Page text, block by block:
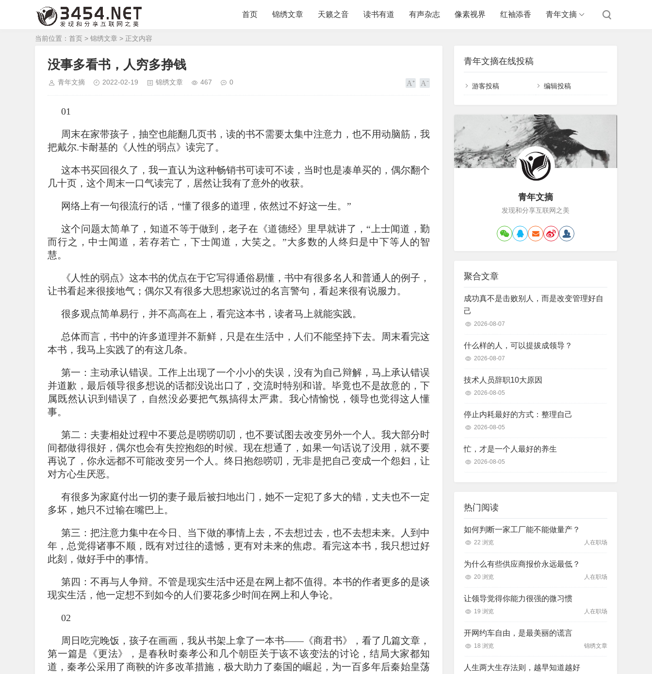
首页 锦绣文章 天籁之音 读书有道 有声杂志 像素视界 红袖添香 青年文摘
当前位置： 首页 > 锦绣文章 > 正文内容
没事多看书，人穷多挣钱
青年文摘 2022-02-19 锦绣文章 467 0
01
周末在家带孩子，抽空也能翻几页书，读的书不需要太集中注意力，也不用动脑筋，我
把戴尔.卡耐基的《人性的弱点》读完了。
这本书买回很久了，我一直认为这种畅销书可读可不读，当时也是凑单买的，偶尔翻个
几十页，这个周末一口气读完了，居然让我有了意外的收获。
网络上有一句很流行的话，“懂了很多的道理，依然过不好这一生。”
这个问题太简单了，知道不等于做到，老子在《道德经》里早就讲了，“上士闻道，勤
而行之，中士闻道，若存若亡，下士闻道，大笑之。”大多数的人终归是中下等人的智
慧。
《人性的弱点》这本书的优点在于它写得通俗易懂，书中有很多名人和普通人的例子，
让书看起来很接地气；偶尔又有很多大思想家说过的名言警句，看起来很有说服力。
很多观点简单易行，并不高高在上，看完这本书，读者马上就能实践。
总体而言，书中的许多道理并不新鲜，只是在生活中，人们不能坚持下去。周末看完这
本书，我马上实践了的有这几条。
第一：主动承认错误。工作上出现了一个小小的失误，没有为自己辩解，马上承认错误
并道歉，最后领导很多想说的话都没说出口了，交流时特别和谐。毕竟也不是故意的，下
属既然认识到错误了，自然没必要把气氛搞得太严肃。我心情愉悦，领导也觉得这人懂
事。
第二：夫妻相处过程中不要总是唠唠叨叨，也不要试图去改变另外一个人。我大部分时
间都做得很好，偶尔也会有失控抱怨的时候。现在想通了，如果一句话说了没用，就不要
再说了，你永远都不可能改变另一个人。终日抱怨唠叨，无非是把自己变成一个怨妇，让
对方心生厌恶。
有很多为家庭付出一切的妻子最后被扫地出门，她不一定犯了多大的错，丈夫也不一定
多坏，她只不过输在嘴巴上。
第三：把注意力集中在今日、当下做的事情上去，不去想过去，也不去想未来。人到中
年，总觉得诸事不顺，既有对过往的遗憾，更有对未来的焦虑。看完这本书，我只想过好
此刻，做好手中的事情。
第四：不再与人争辩。不管是现实生活中还是在网上都不值得。本书的作者更多的是谈
现实生活，他一定想不到如今的人们要花多少时间在网上和人争论。
02
周日吃完晚饭，孩子在画画，我从书架上拿了一本书——《商君书》，看了几篇文章，
第一篇是《更法》，是春秋时秦孝公和几个朝臣关于该不该变法的讨论，结局大家都知
道，秦孝公采用了商鞅的许多改革措施，极大助力了秦国的崛起，为一百多年后秦始皇荡
青年文摘在线投稿
游客投稿 编辑投稿
青年文摘
发现和分享互联网之美
聚合文章
成功真不是击败别人，而是改变管理好自
己
2026-08-07
什么样的人，可以提拔成领导？
2026-08-07
技术人员辞职10大原因
2026-08-05
停止内耗最好的方式：整理自己
2026-08-05
忙，才是一个人最好的养生
2026-08-05
热门阅读
如何判断一家工厂能不能做量产？
22 浏览 人在职场
为什么有些供应商报价永远最低？
20 浏览 人在职场
让领导觉得你能力很强的微习惯
19 浏览 人在职场
开网约车自由，是最美丽的谎言
18 浏览 锦绣文章
人生两大生存法则，越早知道越好